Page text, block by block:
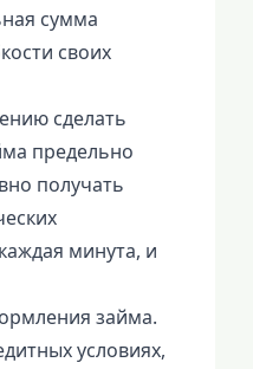
сумма
своих
сделать
предельно
получать
минута, и
займа.
условиях,